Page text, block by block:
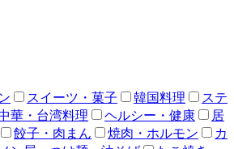
スイーツ・菓子 韓国料理
ステ
華・台湾料理 ヘルシー・健康
居
餃子・肉まん 焼肉・ホルモン
カ